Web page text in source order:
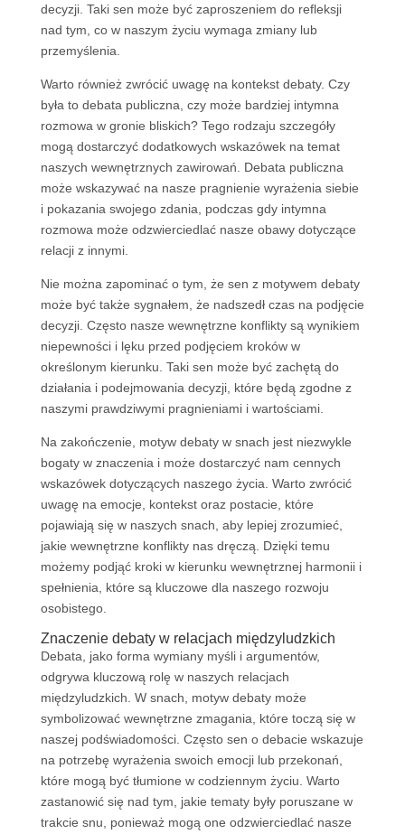
decyzji. Taki sen może być zaproszeniem do refleksji
nad tym, co w naszym życiu wymaga zmiany lub
przemyślenia.
Warto również zwrócić uwagę na kontekst debaty. Czy
była to debata publiczna, czy może bardziej intymna
rozmowa w gronie bliskich? Tego rodzaju szczegóły
mogą dostarczyć dodatkowych wskazówek na temat
naszych wewnętrznych zawirowań. Debata publiczna
może wskazywać na nasze pragnienie wyrażenia siebie
i pokazania swojego zdania, podczas gdy intymna
rozmowa może odzwierciedlać nasze obawy dotyczące
relacji z innymi.
Nie można zapominać o tym, że sen z motywem debaty
może być także sygnałem, że nadszedł czas na podjęcie
decyzji. Często nasze wewnętrzne konflikty są wynikiem
niepewności i lęku przed podjęciem kroków w
określonym kierunku. Taki sen może być zachętą do
działania i podejmowania decyzji, które będą zgodne z
naszymi prawdziwymi pragnieniami i wartościami.
Na zakończenie, motyw debaty w snach jest niezwykle
bogaty w znaczenia i może dostarczyć nam cennych
wskazówek dotyczących naszego życia. Warto zwrócić
uwagę na emocje, kontekst oraz postacie, które
pojawiają się w naszych snach, aby lepiej zrozumieć,
jakie wewnętrzne konflikty nas dręczą. Dzięki temu
możemy podjąć kroki w kierunku wewnętrznej harmonii i
spełnienia, które są kluczowe dla naszego rozwoju
osobistego.
Znaczenie debaty w relacjach międzyludzkich
Debata, jako forma wymiany myśli i argumentów,
odgrywa kluczową rolę w naszych relacjach
międzyludzkich. W snach, motyw debaty może
symbolizować wewnętrzne zmagania, które toczą się w
naszej podświadomości. Często sen o debacie wskazuje
na potrzebę wyrażenia swoich emocji lub przekonań,
które mogą być tłumione w codziennym życiu. Warto
zastanowić się nad tym, jakie tematy były poruszane w
trakcie snu, ponieważ mogą one odzwierciedlać nasze